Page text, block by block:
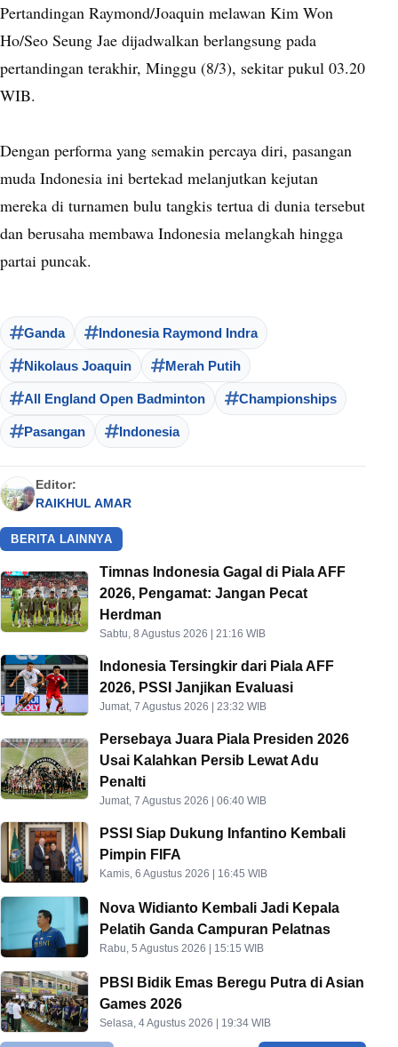
Pertandingan Raymond/Joaquin melawan Kim Won
Ho/Seo Seung Jae dijadwalkan berlangsung pada
pertandingan terakhir, Minggu (8/3), sekitar pukul 03.20
WIB.
Dengan performa yang semakin percaya diri, pasangan
muda Indonesia ini bertekad melanjutkan kejutan
mereka di turnamen bulu tangkis tertua di dunia tersebut
dan berusaha membawa Indonesia melangkah hingga
partai puncak.
Ganda Indonesia Raymond Indra
Nikolaus Joaquin Merah Putih
All England Open Badminton Championships
Pasangan Indonesia
Editor:
RAIKHUL AMAR
BERITA LAINNYA
Timnas Indonesia Gagal di Piala AFF
2026, Pengamat: Jangan Pecat
Herdman
Sabtu, 8 Agustus 2026 | 21:16 WIB
Indonesia Tersingkir dari Piala AFF
2026, PSSI Janjikan Evaluasi
Jumat, 7 Agustus 2026 | 23:32 WIB
Persebaya Juara Piala Presiden 2026
Usai Kalahkan Persib Lewat Adu
Penalti
Jumat, 7 Agustus 2026 | 06:40 WIB
PSSI Siap Dukung Infantino Kembali
Pimpin FIFA
Kamis, 6 Agustus 2026 | 16:45 WIB
Nova Widianto Kembali Jadi Kepala
Pelatih Ganda Campuran Pelatnas
Rabu, 5 Agustus 2026 | 15:15 WIB
PBSI Bidik Emas Beregu Putra di Asian
Games 2026
Selasa, 4 Agustus 2026 | 19:34 WIB